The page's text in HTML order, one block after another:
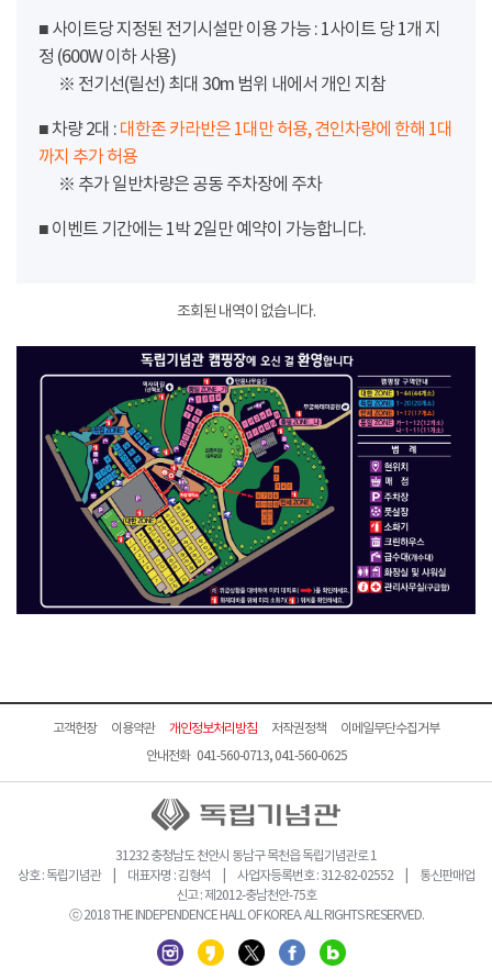
■ 사이트당 지정된 전기시설만 이용 가능 : 1사이트 당 1개 지
정 (600W 이하 사용)
※ 전기선(릴선) 최대 30m 범위 내에서 개인 지참
■ 차량 2대 : 대한존 카라반은 1대만 허용, 견인차량에 한해 1대
까지 추가 허용
※ 추가 일반차량은 공동 주차장에 주차
■ 이벤트 기간에는 1박 2일만 예약이 가능합니다.
조회된 내역이 없습니다.
고객헌장 이용약관 개인정보처리방침 저작권정책
이메일무단수집거부
안내전화 041-560-0713, 041-560-0625
31232 충청남도 천안시 동남구 목천읍 독립기념관로 1
상호 : 독립기념관 | 대표자명 : 김형석 | 사업자등록번호 : 312-82-02552 | 통신판매업
신고 : 제2012-충남천안-75호
ⓒ 2018 THE INDEPENDENCE HALL OF KOREA. ALL RIGHTS RESERVED.